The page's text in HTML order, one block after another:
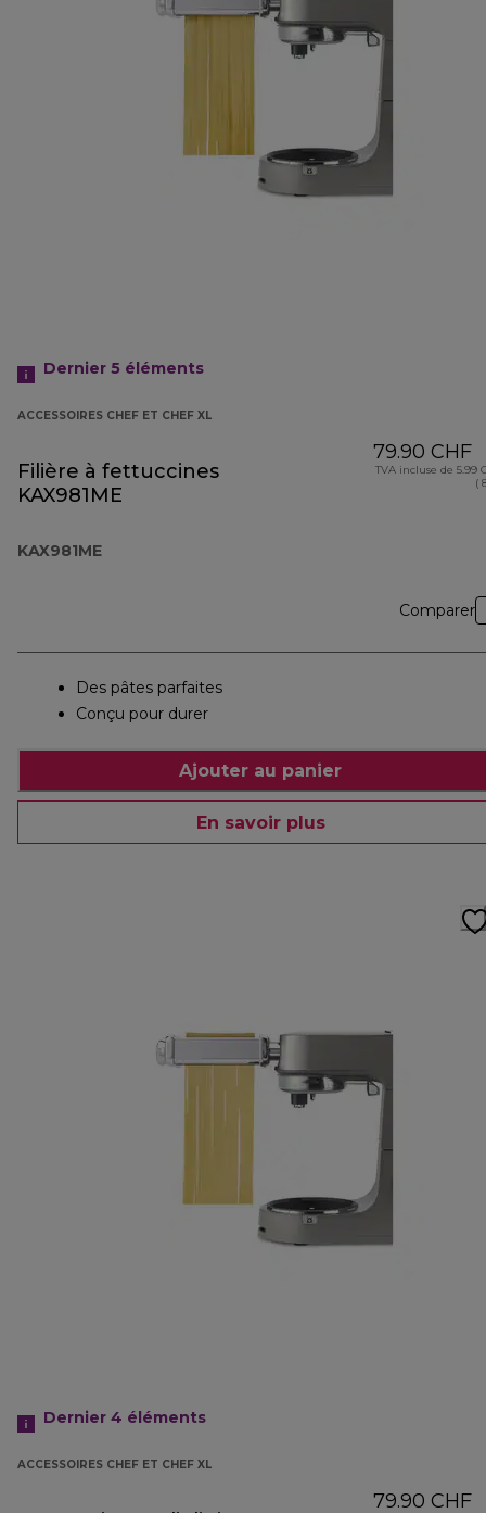
Dernier 5 éléments
ACCESSOIRES CHEF ET CHEF XL
Filière à fettuccines
KAX981ME
KAX981ME
79.90 CHF
TVA incluse de 5.99
(
Comparer
Des pâtes parfaites
Conçu pour durer
Ajouter au panier
En savoir plus
Dernier 4 éléments
ACCESSOIRES CHEF ET CHEF XL
79.90 CHF